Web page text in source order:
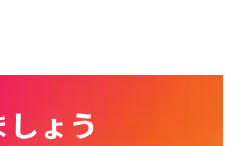
しょう